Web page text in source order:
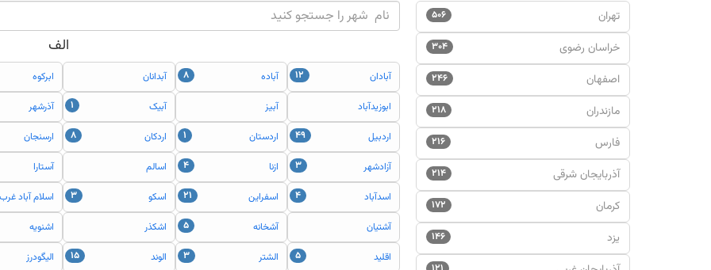
تهران ۵۰۶
خراسان رضوی ۳۰۴
اصفهان ۲۴۶
مازندران ۲۱۸
فارس ۲۱۶
آذربایجان شرقی ۲۱۴
کرمان ۱۷۲
یزد ۱۴۶
الف
آبادان ۱۲ آباده ۸ آبدانان ابرکوه
ابوزيدآباد آبيز آبيک ۱ آذرشهر
اردبيل ۴۹ اردستان ۱ اردکان ۸ ارسنجان
آزادشهر ۳ ازنا ۴ اسالم آستارا
اسدآباد ۴ اسفراين ۲۱ اسکو ۳ اسلام آباد غرب
آشتيان آشخانه ۵ اشکذر اشنويه
اقليد ۵ الشتر ۳ الوند ۱۵ اليگودرز
محاسبه درصد -